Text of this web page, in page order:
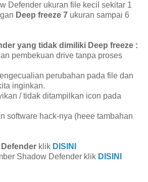
Defender ukuran file kecil sekitar 1
Deep freeze 7 ukuran sampai 6
yang tidak dimiliki Deep freeze :
pembekuan drive tanpa proses
perubahan pada file dan
inginkan.
/ tidak ditampilkan icon pada
software hack-nya (heee tambahan
klik DISINI
Shadow Defender klik DISINI